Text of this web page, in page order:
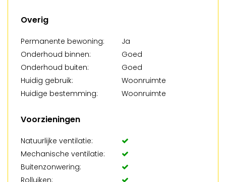
Overig
Permanente bewoning:
Ja
Onderhoud binnen:
Goed
Onderhoud buiten:
Goed
Huidig gebruik:
Woonruimte
Huidige bestemming:
Woonruimte
Voorzieningen
Natuurlijke ventilatie:
Mechanische ventilatie:
Buitenzonwering: